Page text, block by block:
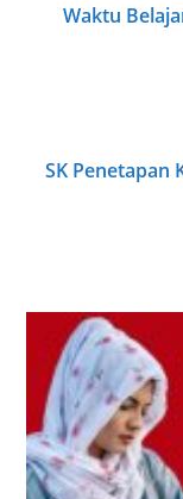
Waktu
SK Penetapan